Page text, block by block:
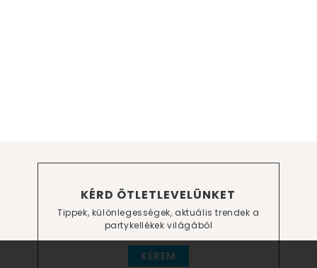
KÉRD ÖTLETLEVELÜNKET
Tippek, különlegességek, aktuális trendek a
partykellékek világából
KÉREM